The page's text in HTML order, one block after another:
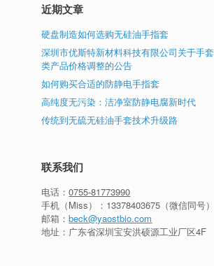
近期文章
硬盘制造如何选购无硅油手指套
深圳市优斯特新材料科技有限公司关于手套
类产品价格调整的公告
如何购买合适的防静电手指套
高纯度无污染：洁净室防静电腐新时代
传统到无硫无硅油手套技术升级路
联系我们
电话：0755-81773990
手机（Miss）： 13378403675 （微信同号）
邮箱：beck@yaostbio.com
地址：广东省深圳宝安洪硕源工业厂区4F